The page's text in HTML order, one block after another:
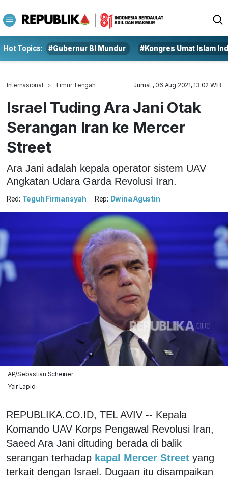
Hot Topics: #Gubernur BI Mundur #Kongres Umat Islam
Internasional Timur Tengah Jumat , 06 Aug 2021, 13:02 WIB
Israel Tuding Ara Jani Otak
Serangan Iran ke Mercer
Street
Ara Jani adalah kepala operator sistem UAV
Angkatan Udara Garda Revolusi Iran.
Red: Teguh Firmansyah Rep: Dwina Agustin
AP/Sebastian Scheiner
Yair Lapid.
REPUBLIKA.CO.ID, TEL AVIV -- Kepala
Komando UAV Korps Pengawal Revolusi Iran,
Saeed Ara Jani dituding berada di balik
serangan terhadap kapal Mercer Street yang
terkait dengan Israel. Dugaan itu disampaikan